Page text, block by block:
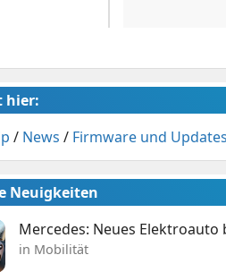
hier:
/ News / Firmware und Updates
Neuigkeiten
Mercedes: Neues Elektroauto
in Mobilität